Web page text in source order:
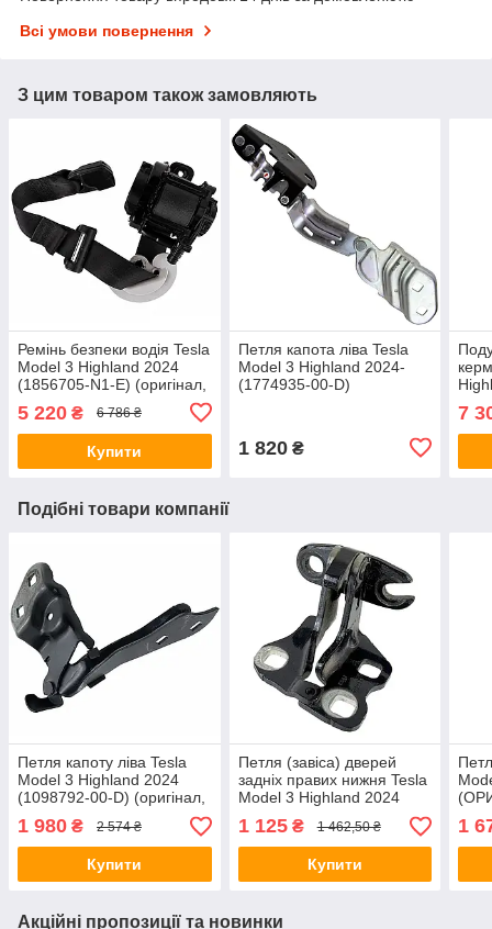
Всі умови повернення
З цим товаром також замовляють
Ремінь безпеки водія Tesla
Model 3 Highland 2024
(1856705-N1-E) (оригінал,
5 220 ₴ 6 786 ₴
Купити
Петля капота ліва Tesla
Model 3 Highland 2024-
(1774935-00-D)
1 820₴
7
Подібні товари компанії
Петля капоту ліва Tesla
Model 3 Highland 2024
(1098792-00-D) (оригінал,
б/в)
1 980 ₴ 2 574 ₴
Купити
Петля (завіса) дверей
задніх правих нижня Tesla
Model 3 Highland 2024
(1773634-00-D) (оригінал,
б/в)
1 125₴ 1 462,50 ₴
Купити
1
Акційні пропозиції та новинки